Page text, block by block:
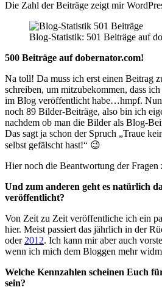
Die Zahl der Beiträge zeigt mir
Blog-Statistik: 501 Beiträge auf
500 Beiträge auf dobernator.com!
Na toll! Da muss ich erst einen Beitrag
schreiben, um mitzubekommen, dass
im Blog veröffentlicht habe…hmpf.
noch 89 Bilder-Beiträge, also bin ich
nachdem ob man die Bilder als Blog-
Das sagt ja schon der Spruch „Traue
selbst gefälscht hast!“ 😉
Hier noch die Beantwortung der Fragen
Und zum anderen geht es natürlich
veröffentlicht?
Von Zeit zu Zeit veröffentliche ich ein
hier. Meist passiert das jährlich in der
oder 2012. Ich kann mir aber auch
wenn ich mich dem Bloggen mehr
Welche Kennzahlen scheinen Euch
sein?